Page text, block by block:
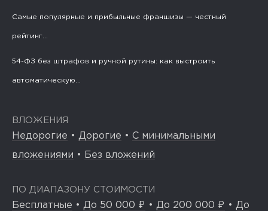
Самые популярные и прибыльные франшизы — честный
рейтинг...
54-ФЗ без штрафов и ручной рутины: как выстроить
автоматическую...
ВЛОЖЕНИЯ
Недорогие • Дорогие • С минимальными
вложениями • Без вложений
ПО ДИАПАЗОНУ СТОИМОСТИ
Бесплатные • До 50 000 ₽ • До 200 000 ₽ • До